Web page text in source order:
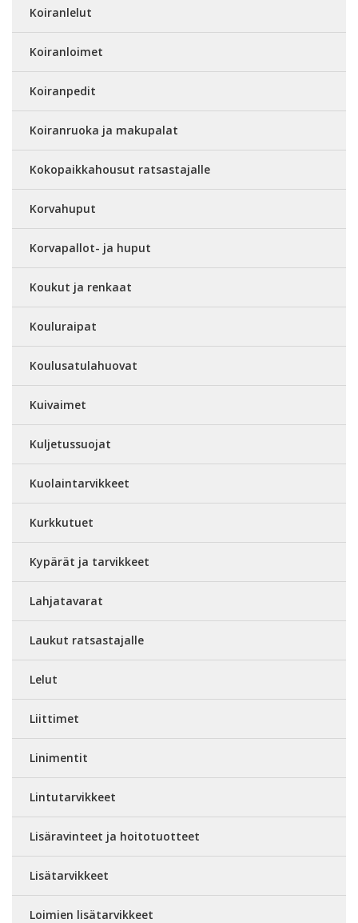
Koiranlelut
Koiranloimet
Koiranpedit
Koiranruoka ja makupalat
Kokopaikkahousut ratsastajalle
Korvahuput
Korvapallot- ja huput
Koukut ja renkaat
Kouluraipat
Koulusatulahuovat
Kuivaimet
Kuljetussuojat
Kuolaintarvikkeet
Kurkkutuet
Kypärät ja tarvikkeet
Lahjatavarat
Laukut ratsastajalle
Lelut
Liittimet
Linimentit
Lintutarvikkeet
Lisäravinteet ja hoitotuotteet
Lisätarvikkeet
Loimien lisätarvikkeet